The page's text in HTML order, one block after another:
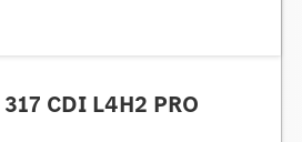
CDI L4H2 PRO